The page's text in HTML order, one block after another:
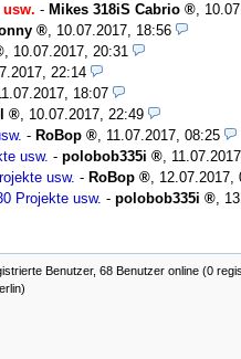
- Mikes 318iS Cabrio ,
, 10.07.2017, 18:56
, 10.07.2017, 20:31
22:14
18:07
, 10.07.2017, 22:49
- RoBop , 11.07.2017, 08:25
usw. - polobob335i ,
usw. - RoBop , 12.07.2017,
Projekte usw. - polobob335i ,
Benutzer, 68 Benutzer online (0